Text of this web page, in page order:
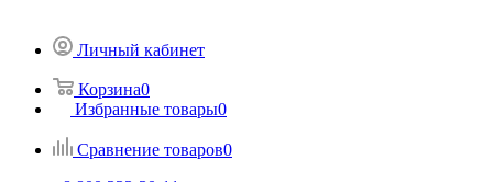
Личный кабинет
Корзина0
Избранные товары0
Сравнение товаров0